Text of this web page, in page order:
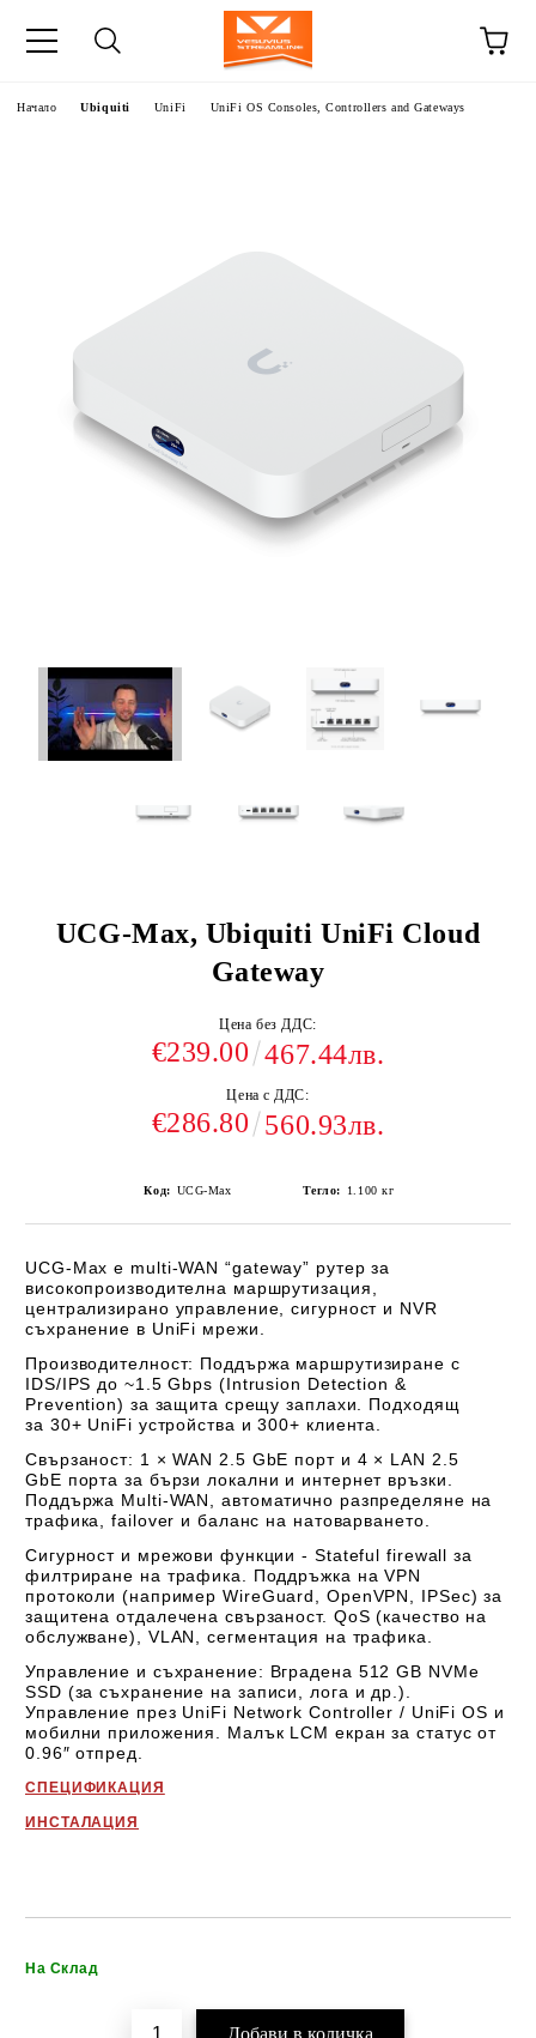
Начало Ubiquiti UniFi UniFi OS Consoles, Controllers and Gateways
UCG-Max, Ubiquiti UniFi Cloud
Gateway
Цена без ДДС:
€239.00 467.44лв.
Цена с ДДС:
€286.80 560.93лв.
Код: UCG-Max Тегло: 1.100 кг
UCG‑Max е multi-WAN “gateway” рутер за
високопроизводителна маршрутизация,
централизирано управление, сигурност и NVR
съхранение в UniFi мрежи.
Производителност: Поддържа маршрутизиране с
IDS/IPS до ~1.5 Gbps (Intrusion Detection &
Prevention) за защита срещу заплахи. Подходящ
за 30+ UniFi устройства и300+ клиента.
Свързаност: 1 ×WAN 2.5 GbE порт и 4 × LAN 2.5
GbE порта за бързи локални и интернет връзки.
Поддържа Multi-WAN
, автоматично разпределяне на
трафика, failover и баланс на натоварването.
Сигурност и мрежови функции - Stateful firewall за
филтриране на трафика. Поддръжка наVPN
протоколи (например WireGuard, OpenVPN, IPSec) за
защитена отдалечена свързаност. QoS (качество на
обслужване), VLAN, сегментация на трафика.
Управление и съхранение: Вградена 512 GB NVMe
SSD (за съхранение на записи, лога и др.).
Управление през UniFi Network Controller / UniFi OS и
мобилни приложения. Малък LCM екран за статус от
0.96″ отпред.
СПЕЦИФИКАЦИЯ
ИНСТАЛАЦИЯ
На Склад